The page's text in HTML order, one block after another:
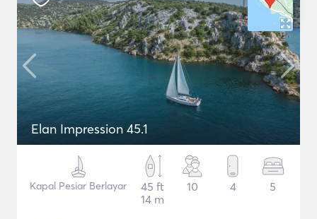
Elan Impression 45.1
Kapal Pesiar Berlayar
45 ft
14 m
10 4 5